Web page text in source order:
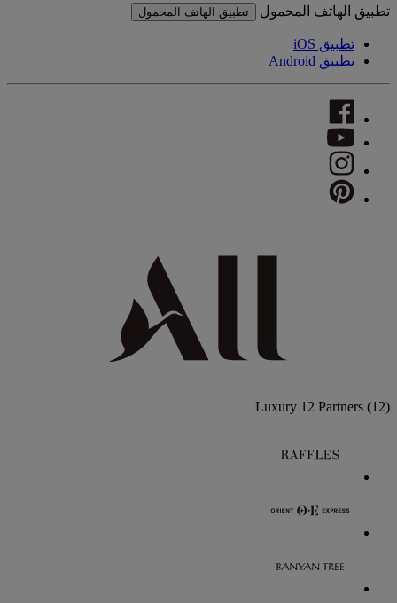
تطبيق الهاتف المحمول تطبيق الهاتف المحمول
تطبيق iOS
تطبيق Android
Luxury 12 Partners (12)